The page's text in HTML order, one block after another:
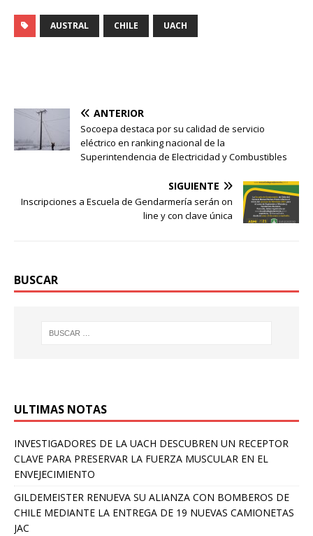
AUSTRAL CHILE UACH
ANTERIOR
Socoepa destaca por su calidad de servicio
eléctrico en ranking nacional de la
Superintendencia de Electricidad y Combustibles
SIGUIENTE
Inscripciones a Escuela de Gendarmería serán on
line y con clave única
BUSCAR
ULTIMAS NOTAS
INVESTIGADORES DE LA UACH DESCUBREN UN RECEPTOR
CLAVE PARA PRESERVAR LA FUERZA MUSCULAR EN EL
ENVEJECIMIENTO
GILDEMEISTER RENUEVA SU ALIANZA CON BOMBEROS DE
CHILE MEDIANTE LA ENTREGA DE 19 NUEVAS CAMIONETAS
JAC